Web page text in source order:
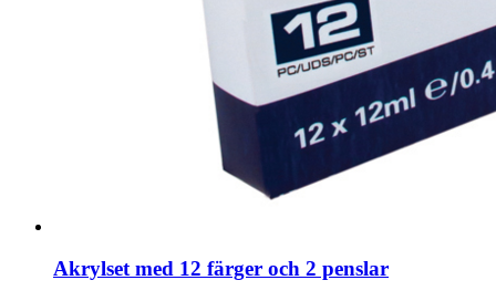
Akrylset med 12 färger och 2 penslar